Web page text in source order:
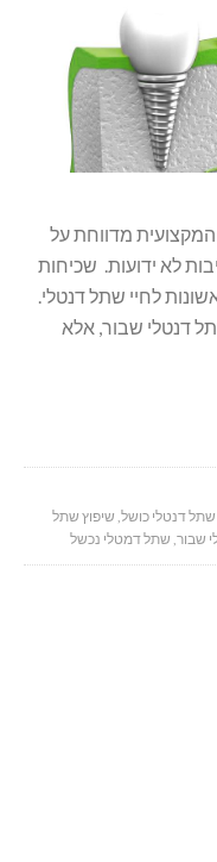
מדווחת על
לא ידועות. שכיחות
במשך 5 שנים הראשונות לחיי שתל דנטלי.
דנטלי שבור, אלא
שתל דנטלי כושל, שיפוץ שתל
שבור, שתל דמטלי נכשל